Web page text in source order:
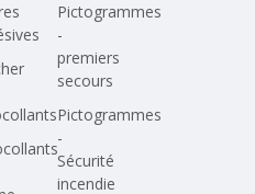
conception
Pictogrammes
-
premiers
secours
Pictogrammes
-
Sécurité
incendie